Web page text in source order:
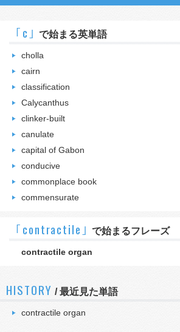
｢c｣ で始まる英単語
cholla
cairn
classification
Calycanthus
clinker-built
canulate
capital of Gabon
conducive
commonplace book
commensurate
｢contractile｣ で始まるフレーズ
contractile organ
HISTORY /最近見た単語
contractile organ